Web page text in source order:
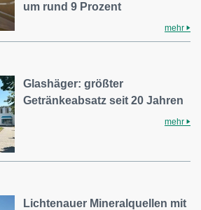
um rund 9 Prozent
mehr
Glashäger: größter
Getränkeabsatz seit 20 Jahren
mehr
Lichtenauer Mineralquellen mit